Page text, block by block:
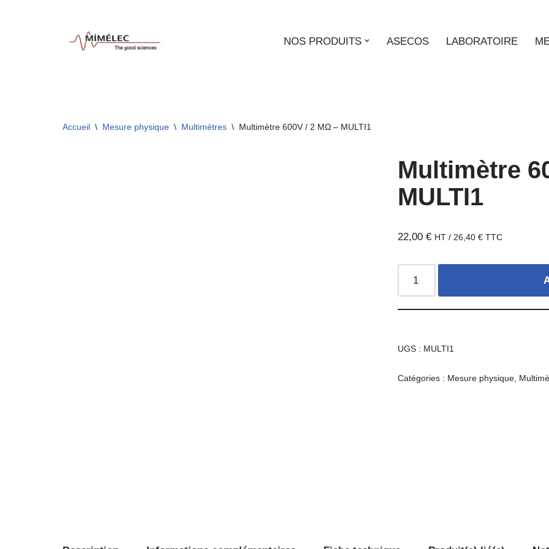
NOS PRODUITS ASECOS LABORATOIRE
Accueil \ Mesure physique \ Multimètres \ Multimètre 600V / 2 MΩ – MULTI1
Multimètre
MULTI1
22,00€ HT / 26,40€ TTC
UGS : MULTI1
Catégories : Mesure physique,